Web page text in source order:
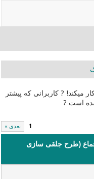
میکند! ? کاربرانی که پیشتر
است ?
1 بعدی »
(طرح جلقی سازی